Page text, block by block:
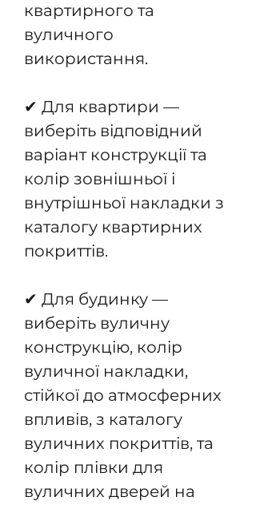
квартирного та
вуличного
використання.
✔ Для квартири —
виберіть відповідний
варіант конструкції та
колір зовнішньої і
внутрішньої накладки з
каталогу квартирних
покриттів.
✔ Для будинку —
виберіть вуличну
конструкцію, колір
вуличної накладки,
стійкої до атмосферних
впливів, з каталогу
вуличних покриттів, та
колір плівки для
вуличних дверей на